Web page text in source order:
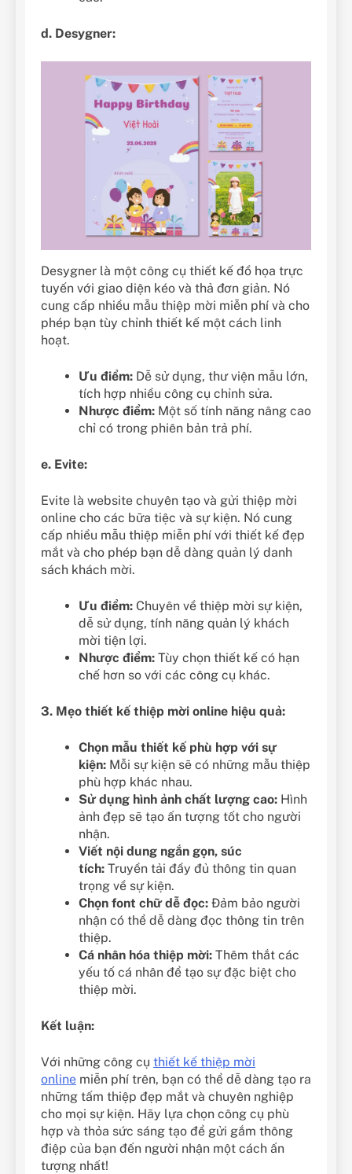
d. Desygner:
Desygner là một công cụ thiết kế đồ họa trực
tuyến với giao diện kéo và thả đơn giản. Nó
cung cấp nhiều mẫu thiệp mời miễn phí và cho
phép bạn tùy chỉnh thiết kế một cách linh
hoạt.
Ưu điểm: Dễ sử dụng, thư viện mẫu lớn,
tích hợp nhiều công cụ chỉnh sửa.
Nhược điểm: Một số tính năng nâng cao
chỉ có trong phiên bản trả phí.
e. Evite:
Evite là website chuyên tạo và gửi thiệp mời
online cho các bữa tiệc và sự kiện. Nó cung
cấp nhiều mẫu thiệp miễn phí với thiết kế đẹp
mắt và cho phép bạn dễ dàng quản lý danh
sách khách mời.
Ưu điểm: Chuyên về thiệp mời sự kiện,
dễ sử dụng, tính năng quản lý khách
mời tiện lợi.
Nhược điểm: Tùy chọn thiết kế có hạn
chế hơn so với các công cụ khác.
3. Mẹo thiết kế thiệp mời online hiệu quả:
Chọn mẫu thiết kế phù hợp với sự
kiện: Mỗi sự kiện sẽ có những mẫu thiệp
phù hợp khác nhau.
Sử dụng hình ảnh chất lượng cao: Hình
ảnh đẹp sẽ tạo ấn tượng tốt cho người
nhận.
Viết nội dung ngắn gọn, súc
tích: Truyền tải đầy đủ thông tin quan
trọng về sự kiện.
Chọn font chữ dễ đọc: Đảm bảo người
nhận có thể dễ dàng đọc thông tin trên
thiệp.
Cá nhân hóa thiệp mời: Thêm thắt các
yếu tố cá nhân để tạo sự đặc biệt cho
thiệp mời.
Kết luận:
Với những công cụ thiết kế thiệp mời
online miễn phí trên, bạn có thể dễ dàng tạo ra
những tấm thiệp đẹp mắt và chuyên nghiệp
cho mọi sự kiện. Hãy lựa chọn công cụ phù
hợp và thỏa sức sáng tạo để gửi gắm thông
điệp của bạn đến người nhận một cách ấn
tượng nhất!